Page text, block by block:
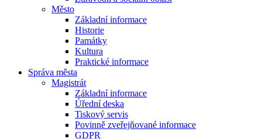
Město
Základní informace
Historie
Památky
Kultura
Praktické informace
Správa města
Magistrát
Základní informace
Úřední deska
Tiskový servis
Povinně zveřejňované informace
GDPR